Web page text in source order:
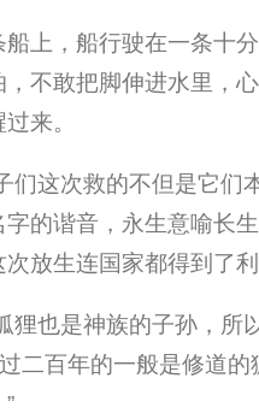
上，船行驶在一条十
不敢把脚伸进水里，
来。
们这次救的不但是它们
的谐音，永生意喻长生
放生连国家都得到了
狸也是神族的子孙，所
二百年的一般是修道的